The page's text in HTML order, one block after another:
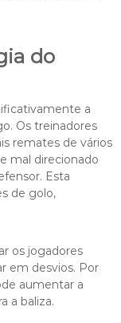
do
a
Os treinadores
remates de vários
mal direcionado
Esta
de golo,
os jogadores
em desvios. Por
aumentar a
a baliza.